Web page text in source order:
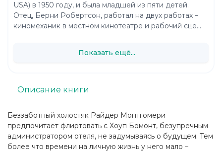
Беззаботный холостяк Райдер Монтгомери
предпочитает флиртовать с Хоуп Бомонт, безупречным
администратором отеля, не задумываясь о будущем. Тем
более что времени на личную жизнь у него мало –
Описание книги
USA) в 1950 году, и была младшей из пяти детей.
Отец, Берни Робертсон, работал на двух работах –
киномеханик в местном кинотеатре и рабочий сце...
Показать ещё...